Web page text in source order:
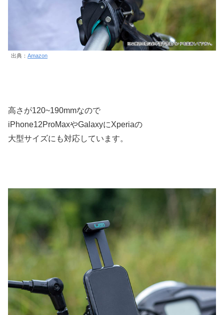
出典： Amazon
高さが120~190mmなので
iPhone12ProMaxやGalaxyにXperiaの
大型サイズにも対応しています。